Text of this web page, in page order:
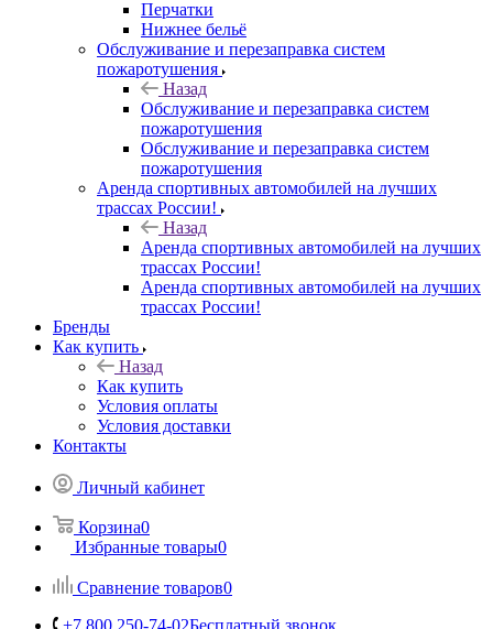
Перчатки
Нижнее бельё
Обслуживание и перезаправка систем
пожаротушения
Назад
Обслуживание и перезаправка систем
пожаротушения
Обслуживание и перезаправка систем
пожаротушения
Аренда спортивных автомобилей на лучших
трассах России!
Назад
Аренда спортивных автомобилей на лучших
трассах России!
Аренда спортивных автомобилей на лучших
трассах России!
Бренды
Как купить
Назад
Как купить
Условия оплаты
Условия доставки
Контакты
Личный кабинет
Корзина0
Избранные товары0
Сравнение товаров0
+7 800 250-74-02Бесплатный звонок